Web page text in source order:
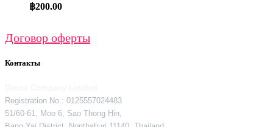
฿200.00
Договор оферты
Контакты
Registration No.: 0125557024483
51/60-61, Moo 6, Sao Thong Hin,